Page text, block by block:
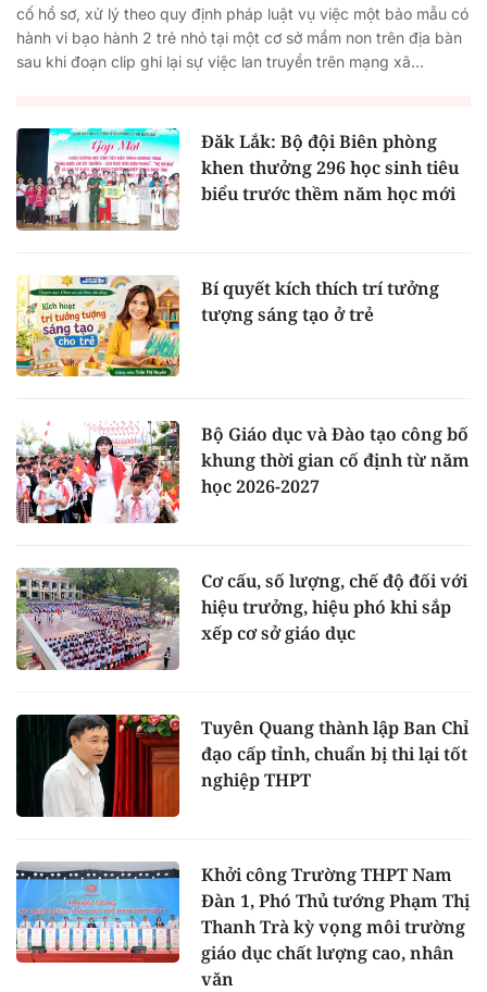
cố hồ sơ, xử lý theo quy định pháp luật vụ việc một bảo mẫu có
hành vi bạo hành 2 trẻ nhỏ tại một cơ sở mầm non trên địa bàn
sau khi đoạn clip ghi lại sự việc lan truyền trên mạng xã...
Đăk Lắk: Bộ đội Biên phòng
khen thưởng 296 học sinh tiêu
biểu trước thềm năm học mới
Bí quyết kích thích trí tưởng
tượng sáng tạo ở trẻ
Bộ Giáo dục và Đào tạo công bố
khung thời gian cố định từ năm
học 2026-2027
Cơ cấu, số lượng, chế độ đối với
hiệu trưởng, hiệu phó khi sắp
xếp cơ sở giáo dục
Tuyên Quang thành lập Ban Chỉ
đạo cấp tỉnh, chuẩn bị thi lại tốt
nghiệp THPT
Khởi công Trường THPT Nam
Đàn 1, Phó Thủ tướng Phạm Thị
Thanh Trà kỳ vọng môi trường
giáo dục chất lượng cao, nhân
văn